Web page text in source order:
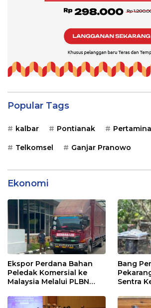
Popular Tags
kalbar Pontianak Pertamina
Telkomsel Ganjar Pranowo
Ekonomi
Ekspor Perdana Bahan
Peledak Komersial ke
Malaysia Melalui PLBN
Bang
Sentra